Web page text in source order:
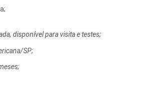
disponível para visita e testes;
SP;